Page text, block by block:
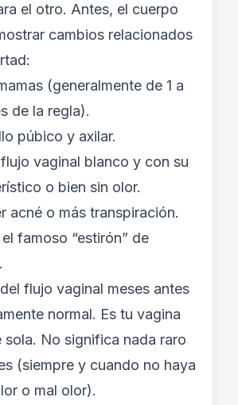
el otro. Antes, el cuerpo
cambios relacionados
(generalmente de 1 a
de la regla).
púbico y axilar.
vaginal blanco y con su
o bien sin olor.
acné o más transpiración.
famoso “estirón” de
flujo vaginal meses antes
normal. Es tu vagina
sola. No significa nada raro
(siempre y cuando no haya
o mal olor).